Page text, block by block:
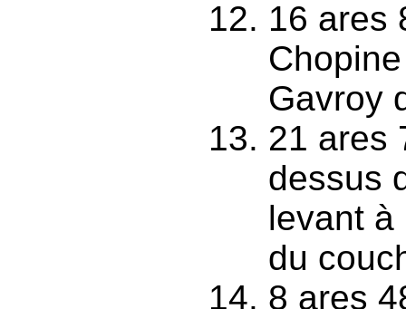
16 ares
Gavroy
21 ares
dessus
levant à
du
8 ares